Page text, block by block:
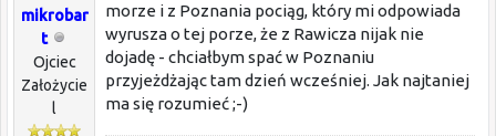
mikrobar
t
Ojciec
Założycie
l
morze i z Poznania pociąg, który mi odpowiada
wyrusza o tej porze, że z Rawicza nijak nie
dojadę - chciałbym spać w Poznaniu
przyjeżdżając tam dzień wcześniej. Jak najtaniej
ma się rozumieć ;-)